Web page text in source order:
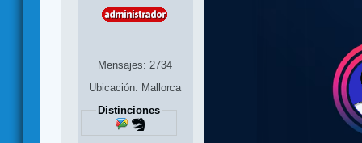
Mensajes: 2734
Ubicación: Mallorca
Distinciones